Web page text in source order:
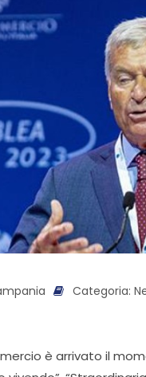
Categoria:
è arrivato il